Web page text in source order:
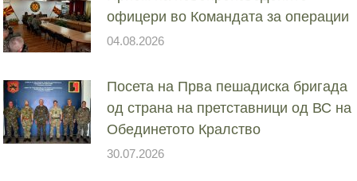
офицери во Командата за операции
04.08.2026
Посета на Прва пешадиска бригада
од страна на претставници од ВС на
Обединетото Кралство
30.07.2026